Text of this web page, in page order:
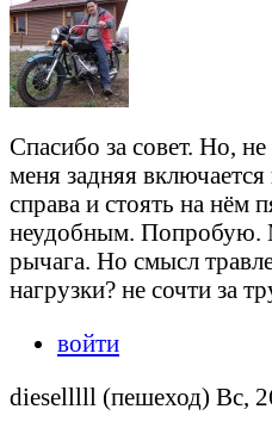
Спасибо за совет. Но,
меня задняя
справа и стоять на нём
неудобным. Попробую.
рычага. Но смысл
нагрузки? не сочти за
войти
dieselllll (пешеход) Вс,